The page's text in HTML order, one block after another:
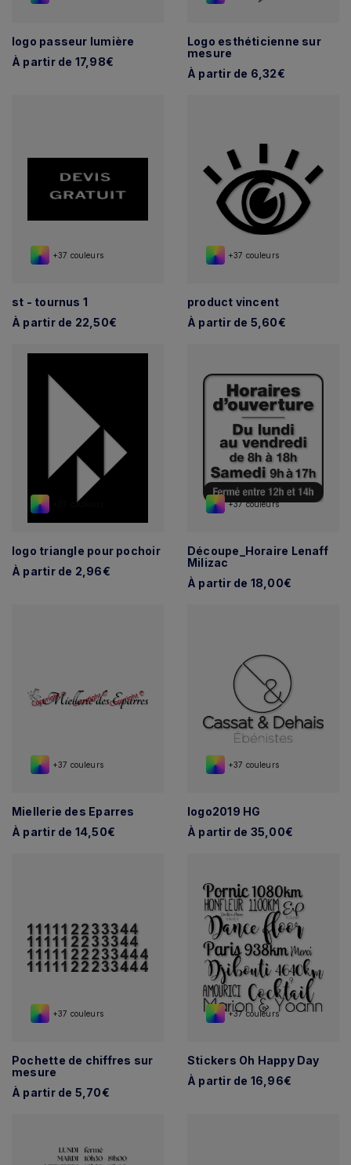
logo passeur lumière
À partir de 17,98€
Logo esthéticienne sur
mesure
À partir de 6,32€
+37 couleurs
st - tournus 1
À partir de 22,50€
+37 couleurs
product vincent
À partir de 5,60€
+37 couleurs
logo triangle pour pochoir
À partir de 2,96€
+37 couleurs
Découpe_Horaire Lenaff
Milizac
À partir de 18,00€
+37 couleurs
Miellerie des Eparres
À partir de 14,50€
+37 couleurs
logo2019 HG
À partir de 35,00€
+37 couleurs
Pochette de chiffres sur
mesure
À partir de 5,70€
+37 couleurs
Stickers Oh Happy Day
À partir de 16,96€